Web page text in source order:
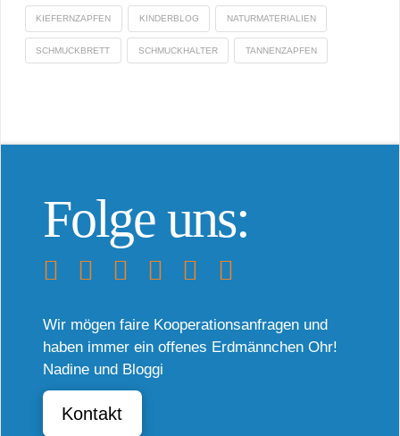
KIEFERNZAPFEN KINDERBLOG NATURMATERIALIEN
SCHMUCKBRETT SCHMUCKHALTER TANNENZAPFEN
Folge uns:
Wir mögen faire Kooperationsanfragen und
haben immer ein offenes Erdmännchen Ohr!
Nadine und Bloggi
Kontakt